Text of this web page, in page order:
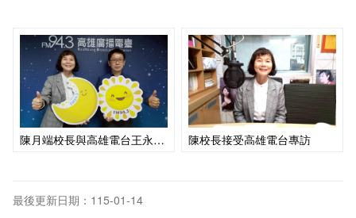
陳月端校長與高雄電台王永隆台長合影 陳校長接受高雄電台專訪
最後更新日期：115-01-14